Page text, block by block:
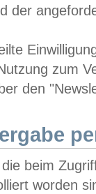
der
zum
den
beim
worden